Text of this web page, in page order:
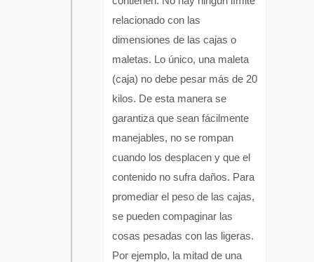
relacionado con las
dimensiones de las cajas o
maletas. Lo único, una maleta
(caja) no debe pesar más de 20
kilos. De esta manera se
garantiza que sean fácilmente
manejables, no se rompan
cuando los desplacen y que el
contenido no sufra daños. Para
promediar el peso de las cajas,
se pueden compaginar las
cosas pesadas con las ligeras.
Por ejemplo, la mitad de una